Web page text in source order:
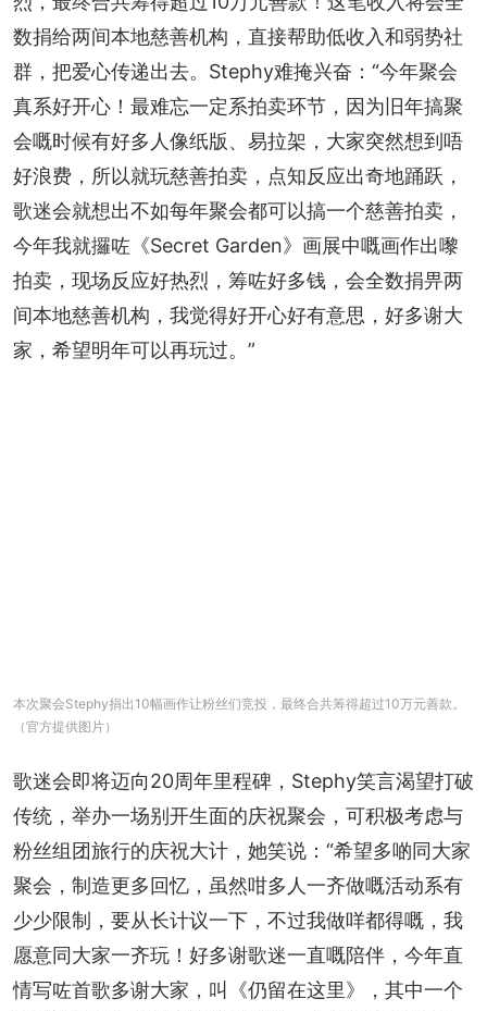
数捐给两间本地慈善机构，直接帮助低收入和弱势社
群，把爱心传递出去。Stephy难掩兴奋：“今年聚会
真系好开心！最难忘一定系拍卖环节，因为旧年搞聚
会嘅时候有好多人像纸版、易拉架，大家突然想到唔
好浪费，所以就玩慈善拍卖，点知反应出奇地踊跃，
歌迷会就想出不如每年聚会都可以搞一个慈善拍卖，
今年我就攞咗《Secret Garden》画展中嘅画作出嚟
拍卖，现场反应好热烈，筹咗好多钱，会全数捐畀两
间本地慈善机构，我觉得好开心好有意思，好多谢大
家，希望明年可以再玩过。”
本次聚会Stephy捐出10幅画作让粉丝们竞投，最终合共筹得超过10万元善款。
（官方提供图片）
歌迷会即将迈向20周年里程碑，Stephy笑言渴望打破
传统，举办一场别开生面的庆祝聚会，可积极考虑与
粉丝组团旅行的庆祝大计，她笑说：“希望多啲同大家
聚会，制造更多回忆，虽然咁多人一齐做嘅活动系有
少少限制，要从长计议一下，不过我做咩都得嘅，我
愿意同大家一齐玩！好多谢歌迷一直嘅陪伴，今年直
情写咗首歌多谢大家，叫《仍留在这里》，其中一个